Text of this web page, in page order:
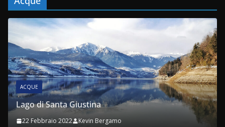
ACQUE
Torrente Noce – HZT
Kevin